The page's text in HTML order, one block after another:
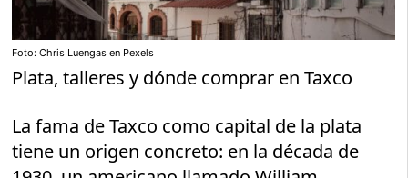
Foto: Chris Luengas en Pexels
Plata, talleres y dónde comprar en Taxco
La fama de Taxco como capital de la plata
tiene un origen concreto: en la década de